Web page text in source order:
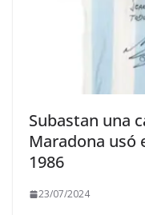
Subastan una
Maradona usó
1986
23/07/2024